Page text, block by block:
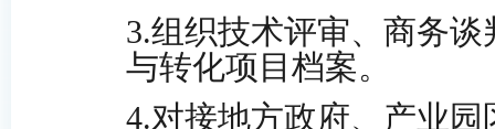
3.组织技术评审、商务
与转化项目档案。
4.对接地方政府、产业